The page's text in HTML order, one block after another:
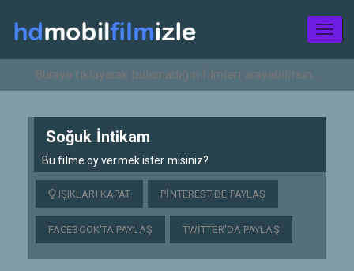
Soğuk İntikam
Bu filme oy vermek ister misiniz?
IŞIKLARI KAPAT PINTEREST'DE PAYLAŞ
FACEBOOK'TA PAYLAŞ TWITTER'DA PAYLAŞ